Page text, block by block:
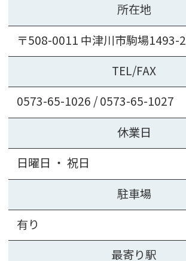
所在地
〒508-0011 中津川市駒場1493-2
TEL/FAX
0573-65-1026 / 0573-65-1027
休業日
日曜日 ・ 祝日
駐車場
有り
最寄り駅